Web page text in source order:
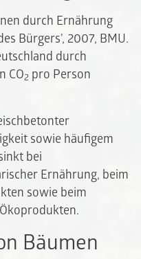
durch Ernährung
Bürgers', 2007, BMU.
durch
CO2 pro Person
sowie häufigem
bei
Ernährung, beim
sowie beim
Bäumen